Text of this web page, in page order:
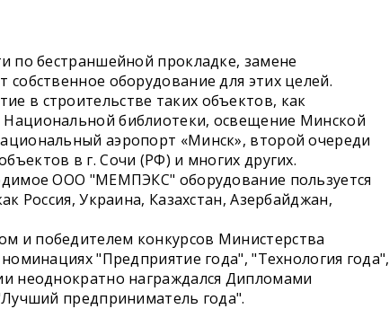
по бестраншейной прокладке, замене
оборудование для этих целей.
в строительстве таких объектов, как
библиотеки, освещение Минской
аэропорт «Минск», второй очереди
в г. Сочи (РФ) и многих других.
ООО "МЕМПЭКС" оборудование пользуется
Россия, Украина, Казахстан, Азербайджан,
и победителем конкурсов Министерства
"Предприятие года", "Технология года",
неоднократно награждался Дипломами
предприниматель года".